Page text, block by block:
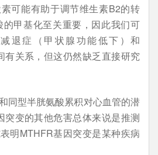
可能有助于调节维生素B2的转
甲基化至关重要，因此我们可
退症（甲状腺功能低下）和
有关系，但这仍然缺乏直接研究
同型半胱氨酸累积对心血管的潜
突变的其他危害总体来说是推测
明MTHFR基因突变是某种疾病